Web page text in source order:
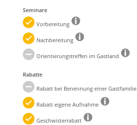
Seminare
Vorbereitung
Nachbereitung
Orientierungstreffen im Gastland
Rabatte
Rabatt bei Benennung einer Gastfamilie
Rabatt eigene Aufnahme
Geschwisterrabatt